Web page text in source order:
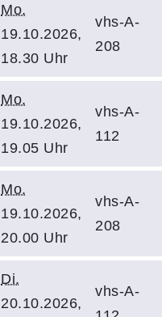
Mo.
19.10.2026,
18.30 Uhr
vhs-A-
208
Mo.
19.10.2026,
19.05 Uhr
vhs-A-
112
Mo.
19.10.2026,
20.00 Uhr
vhs-A-
208
Di.
20.10.2026,
vhs-A-